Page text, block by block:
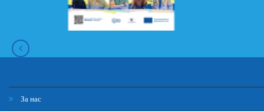
За нас